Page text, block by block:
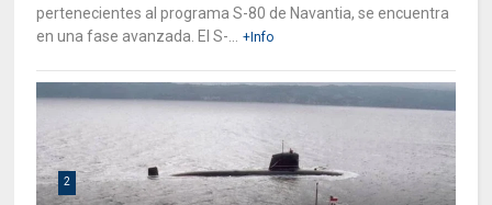
pertenecientes al programa S-80 de Navantia, se encuentra
en una fase avanzada. El S-...
+Info
2